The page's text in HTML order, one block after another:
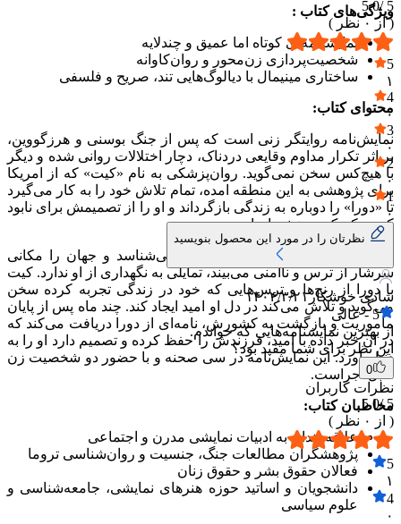
ویژگی‌های کتاب :
نمایشنامه‌ای کوتاه اما عمیق و چندلایه
شخصیت‌پردازی زن‌محور و روان‌کاوانه
ساختاری مینیمال با دیالوگ‌هایی تند، صریح و فلسفی
محتوای کتاب:
نمایش‌نامه روایتگر زنی است که پس از جنگ بوسنی و هرزگووین،
بر اثر تکرار مداوم وقایعی دردناک، دچار اختلالات روانی شده و دیگر
با هیچ‌کس سخن نمی‌گوید. روان‌پزشکی به نام «کیت» که از امریکا
برای پژوهشی به این منطقه امده، تمام تلاش خود را به کار می‌گیرد
تا «دورا» را دوباره به زندگی بازگرداند و او را از تصمیمش برای نابود
کردن کودک درونش بازدارد.
دورا به دلیل ان‌که پدر فرزندش را نمی‌شناسد و جهان را مکانی
سرشار از ترس و ناامنی می‌بیند، تمایلی به نگهداری از او ندارد. کیت
با دورا از رنج‌ها و ترس‌هایی که خود در زندگی تجربه کرده سخن
می‌گوید و تلاش می‌کند در دل او امید ایجاد کند. چند ماه پس از پایان
ماموریت و بازگشت به کشورش، نامه‌ای از دورا دریافت می‌کند که
در ان خبر داده با امید، فرزندش را حفظ کرده و تصمیم دارد او را به
دنیا بیاورد. این نمایش‌نامه در سی صحنه و با حضور دو شخصیت زن
قابل اجراست.
مخاطبان کتاب:
علاقه‌مندان به ادبیات نمایشی مدرن و اجتماعی
پژوهشگران مطالعات جنگ، جنسیت و روان‌شناسی تروما
فعالان حقوق بشر و حقوق زنان
دانشجویان و اساتید حوزه هنرهای نمایشی، جامعه‌شناسی و
علوم سیاسی
5 /
5.0
( از ۰ نظر )
5
۱
4
۰
3
۰
2
۰
1
۰
نظرتان را در مورد این محصول بنویسید
شادی خوشکار۱۴۰۴/۳/۲۱
5
-عالی
از بهترین نمایشنامه‌هایی که خواندم.
این نظر برای شما مفید بود؟
0
نظرات کاربران
5 /
5.0
( از
۰ نظر )
5
۱
4
۰